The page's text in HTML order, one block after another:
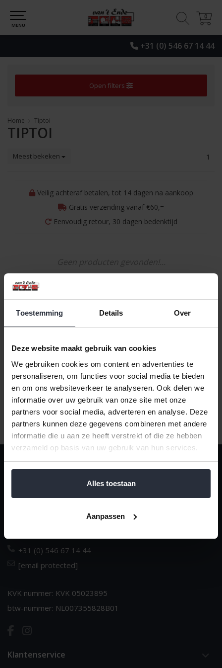
Toestemming Details Over
Deze website maakt gebruik van cookies
We gebruiken cookies om content en advertenties te
personaliseren, om functies voor social media te bieden
en om ons websiteverkeer te analyseren. Ook delen we
informatie over uw gebruik van onze site met onze
partners voor social media, adverteren en analyse. Deze
partners kunnen deze gegevens combineren met andere
informatie die u aan ze heeft verstrekt of die ze hebben
verzameld op basis van uw gebruik van hun services.
Alles toestaan
Aanpassen
+31 (0) 546 67 14 44
0
0
MENU
Open filters
Home Tiptoi
TIPTOI
Meest bekeken 1
Veilig achteraf betalen, tot 14 dagen na aankoop
Gratis verzending vanaf €60,=
Eenvoudig retour, 30 dagen bedenktijd
Geen producten gevonden!...
Meest bekeken 1
van 't Ende
Dè huishoudspecialist sinds 1970
NL-7683 BJ Den Ham
+31 (0) 546 67 14 44
[email protected]
KVK nummer: KVK 05023895
btw-nummer: NL007355828B01
Klantenservice